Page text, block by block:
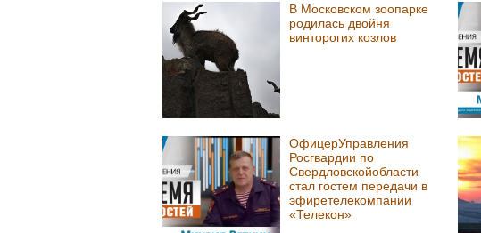
В Московском зоопарке
родилась двойня
винторогих козлов
ОфицерУправления
Росгвардии по
Свердловскойобласти
стал гостем передачи в
эфиретелекомпании
«Телекон»